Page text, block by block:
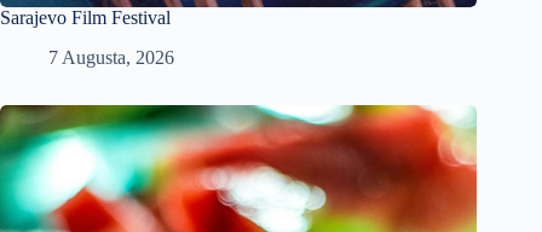
Sarajevo Film Festival
7 Augusta, 2026